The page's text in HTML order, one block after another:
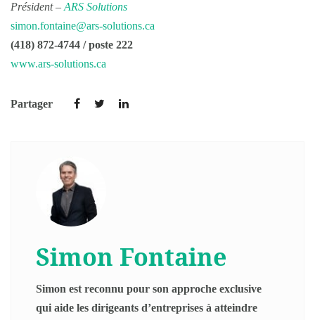
Président – ARS Solutions
simon.fontaine@ars-solutions.ca
(418) 872-4744 / poste 222
www.ars-solutions.ca
Partager
Simon Fontaine
Simon est reconnu pour son approche exclusive
qui aide les dirigeants d’entreprises à atteindre